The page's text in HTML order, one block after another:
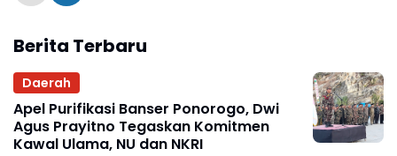
Berita Terbaru
Daerah
Apel Purifikasi Banser Ponorogo, Dwi
Agus Prayitno Tegaskan Komitmen
Kawal Ulama, NU dan NKRI